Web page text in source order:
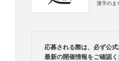
漢字のま
応募される際は、必ず公
最新の開催情報をご確認く